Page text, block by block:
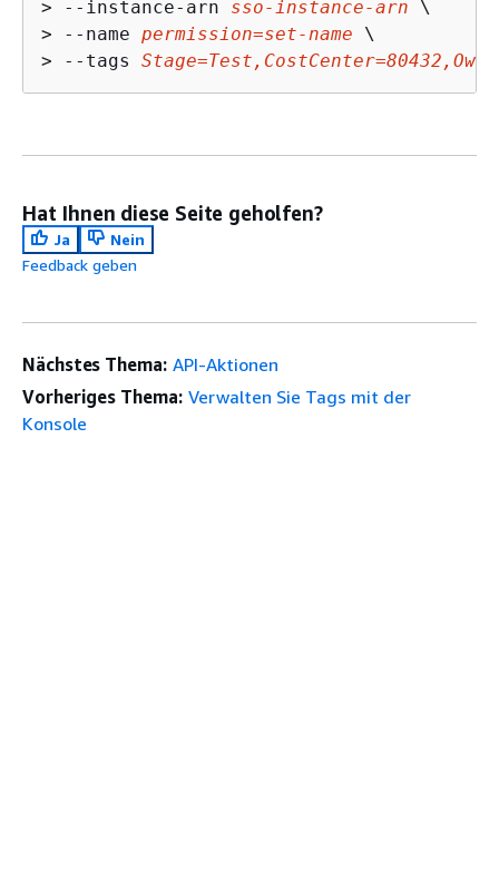
>
--instance-arn sso-instance-arn
>
--name permission=set-name
>
--tags
Hat Ihnen diese Seite geholfen?
Ja
Nein
Feedback geben
Nächstes Thema: API-Aktionen
Vorheriges Thema: Verwalten Sie Tags mit der
Konsole